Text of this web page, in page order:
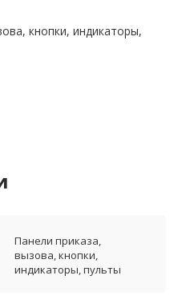
кнопки, индикаторы,
Панели приказа,
вызова, кнопки,
индикаторы, пульты